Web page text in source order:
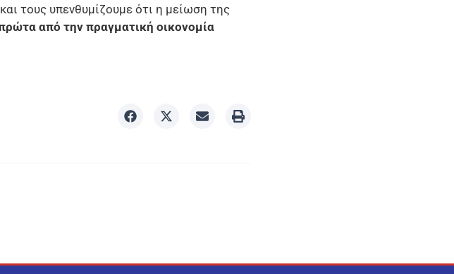
τους υπενθυμίζουμε ότι η μείωση της
από την πραγματική οικονομία